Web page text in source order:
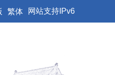
繁体 网站支持IPv6